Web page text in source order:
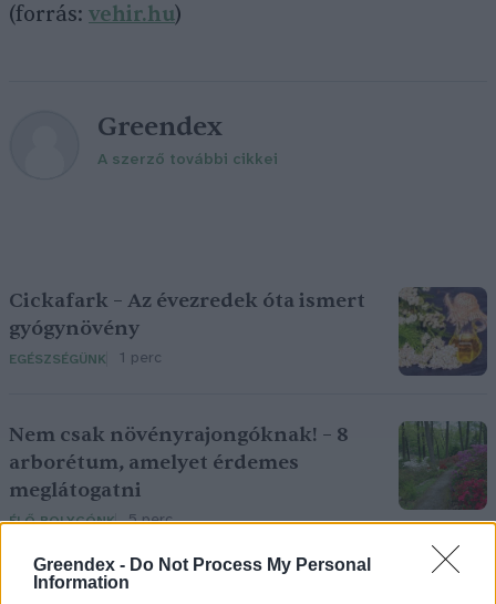
Greendex - Do Not Process My Personal
Information
(forrás: vehir.hu)
Greendex
A szerző további cikkei
Cickafark – Az évezredek óta ismert
gyógynövény
EGÉSZSÉGÜNK 1 perc
Nem csak növényrajongóknak! – 8
arborétum, amelyet érdemes
meglátogatni
ÉLŐ BOLYGÓNK 5 perc
Pár éven belül szivacsvárosokká